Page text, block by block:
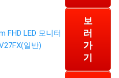
FHD LED 모니터
일반)
보
러
가
기